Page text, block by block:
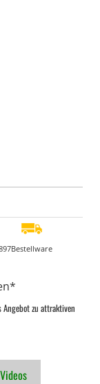
Bestellware
zu attraktiven
Videos